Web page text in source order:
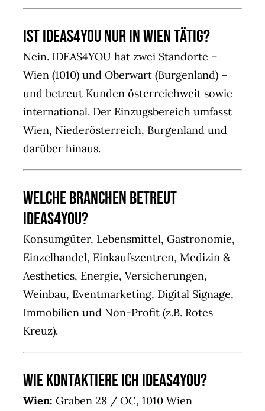
Ist IDEAS4YOU nur in Wien tätig?
Nein. IDEAS4YOU hat zwei Standorte –
Wien (1010) und Oberwart (Burgenland) –
und betreut Kunden österreichweit sowie
international. Der Einzugsbereich umfasst
Wien, Niederösterreich, Burgenland und
darüber hinaus.
Welche Branchen betreut
IDEAS4YOU?
Konsumgüter, Lebensmittel, Gastronomie,
Einzelhandel, Einkaufszentren, Medizin &
Aesthetics, Energie, Versicherungen,
Weinbau, Eventmarketing, Digital Signage,
Immobilien und Non-Profit (z.B. Rotes
Kreuz).
Wie kontaktiere ich IDEAS4YOU?
Wien: Graben 28 / OC, 1010 Wien